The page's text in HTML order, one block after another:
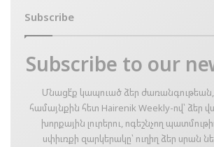
Subscribe
Subscribe to our
Մնացէ՛ք կապուած ձեր ժառանգութեան,
համայնքին հետ Hairenik Weekly-ով՝ ձեր
խորքային լուրերու, ոգեշնչող
սփիւռքի զարկերակը՝ ուղիղ ձեր սրան